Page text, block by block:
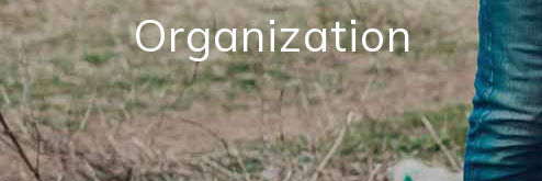
Organization